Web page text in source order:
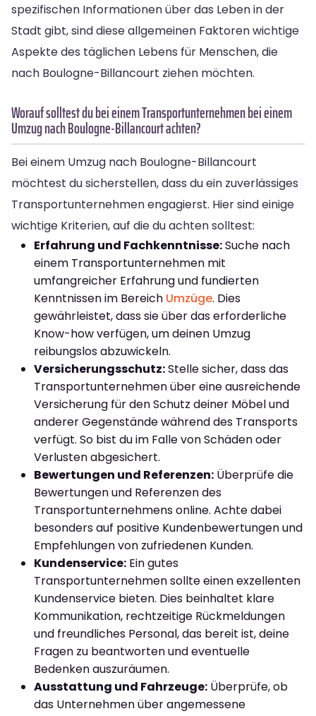
spezifischen Informationen über das Leben in der
Stadt gibt, sind diese allgemeinen Faktoren wichtige
Aspekte des täglichen Lebens für Menschen, die
nach Boulogne-Billancourt ziehen möchten.
Worauf solltest du bei einem Transportunternehmen bei einem
Umzug nach Boulogne-Billancourt achten?
Bei einem Umzug nach Boulogne-Billancourt
möchtest du sicherstellen, dass du ein zuverlässiges
Transportunternehmen engagierst. Hier sind einige
wichtige Kriterien, auf die du achten solltest:
Erfahrung und Fachkenntnisse:Suche nach
einem Transportunternehmen mit
umfangreicher Erfahrung und fundierten
Kenntnissen im Bereich Umzüge. Dies
gewährleistet, dass sie über das erforderliche
Know-how verfügen, um deinen Umzug
reibungslos abzuwickeln.
Versicherungsschutz:Stelle sicher, dass das
Transportunternehmen über eine ausreichende
Versicherung für den Schutz deiner Möbel und
anderer Gegenstände während des Transports
verfügt. So bist du im Falle von Schäden oder
Verlusten abgesichert.
Bewertungen und Referenzen: Überprüfe die
Bewertungen und Referenzen des
Transportunternehmens online. Achte dabei
besonders auf positive Kundenbewertungen und
Empfehlungen von zufriedenen Kunden.
Kundenservice: Ein gutes
Transportunternehmen sollte einen exzellenten
Kundenservice bieten. Dies beinhaltet klare
Kommunikation, rechtzeitige Rückmeldungen
und freundliches Personal, das bereit ist, deine
Fragen zu beantworten und eventuelle
Bedenken auszuräumen.
Ausstattung und Fahrzeuge: Überprüfe, ob
das Unternehmen über angemessene